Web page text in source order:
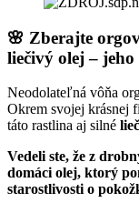
🌸 Zberajte
liečivý olej –
Neodolateľná vôňa
Okrem svojej krásnej
táto rastlina aj silné
Vedeli ste, že z
domáci olej, ktorý
starostlivosti o